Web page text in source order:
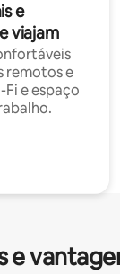
e
viajam
remotos e
e espaço
e